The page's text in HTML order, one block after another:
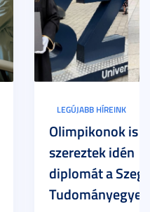
LEGÚJABB HÍREINK
Olimpikonok is
szereztek idén
diplomát a